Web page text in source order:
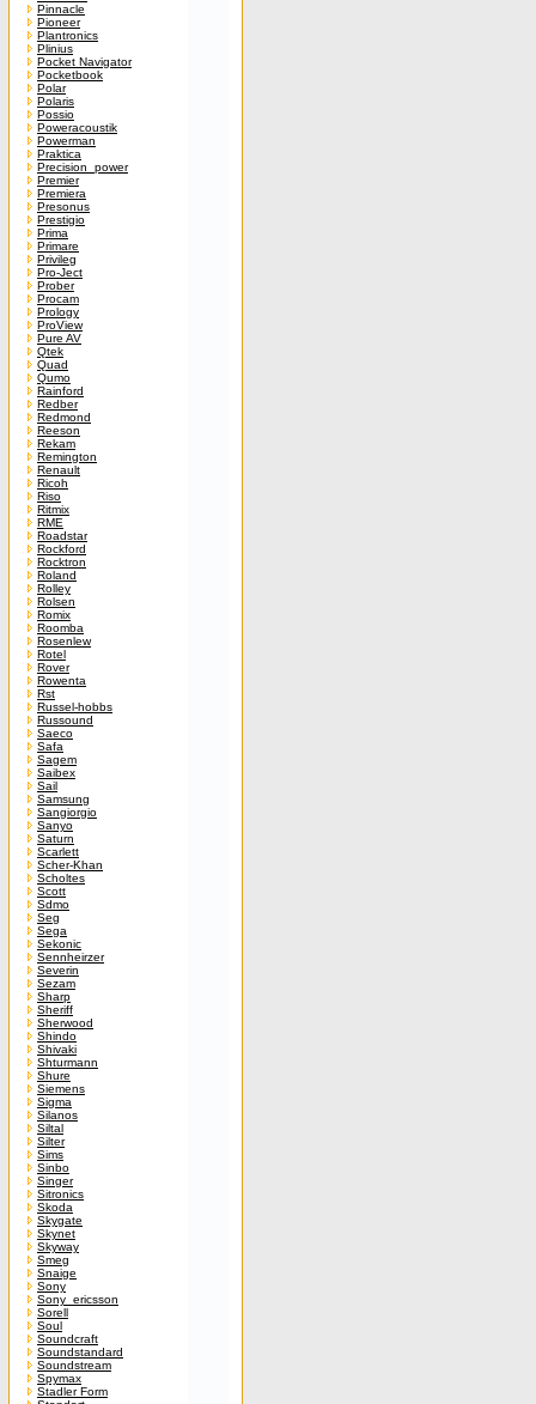
Pinnacle
Pioneer
Plantronics
Plinius
Pocket Navigator
Pocketbook
Polar
Polaris
Possio
Poweracoustik
Powerman
Praktica
Precision_power
Premier
Premiera
Presonus
Prestigio
Prima
Primare
Privileg
Pro-Ject
Prober
Procam
Prology
ProView
Pure AV
Qtek
Quad
Qumo
Rainford
Redber
Redmond
Reeson
Rekam
Remington
Renault
Ricoh
Riso
Ritmix
RME
Roadstar
Rockford
Rocktron
Roland
Rolley
Rolsen
Romix
Roomba
Rosenlew
Rotel
Rover
Rowenta
Rst
Russel-hobbs
Russound
Saeco
Safa
Sagem
Saibex
Sail
Samsung
Sangiorgio
Sanyo
Saturn
Scarlett
Scher-Khan
Scholtes
Scott
Sdmo
Seg
Sega
Sekonic
Sennheirzer
Severin
Sezam
Sharp
Sheriff
Sherwood
Shindo
Shivaki
Shturmann
Shure
Siemens
Sigma
Silanos
Siltal
Silter
Sims
Sinbo
Singer
Sitronics
Skoda
Skygate
Skynet
Skyway
Smeg
Snaige
Sony
Sony_ericsson
Sorell
Soul
Soundcraft
Soundstandard
Soundstream
Spymax
Stadler Form